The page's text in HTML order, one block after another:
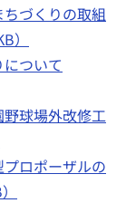
づくりの取組
）
ついて
球場外改修工
プロポーザルの